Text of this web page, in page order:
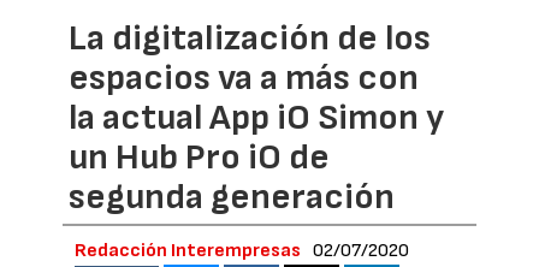
La digitalización de los
espacios va a más con
la actual App iO Simon y
un Hub Pro iO de
segunda generación
Redacción Interempresas 02/07/2020